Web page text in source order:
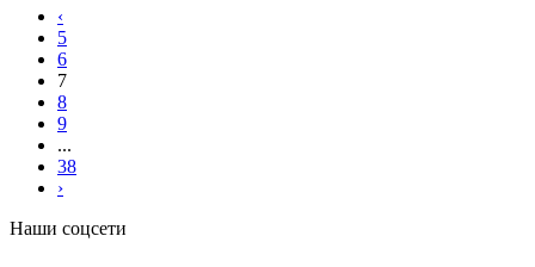
‹
5
6
7
8
9
...
38
›
Наши соцсети